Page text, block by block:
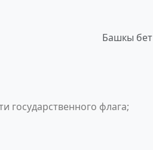
Башкы бет
государственного флага;